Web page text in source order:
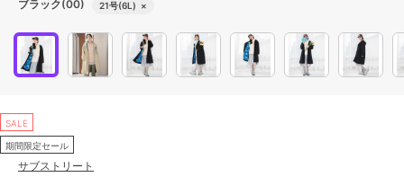
ブラック(00) 21号(6L) ×
SALE
期間限定セール
サブストリート